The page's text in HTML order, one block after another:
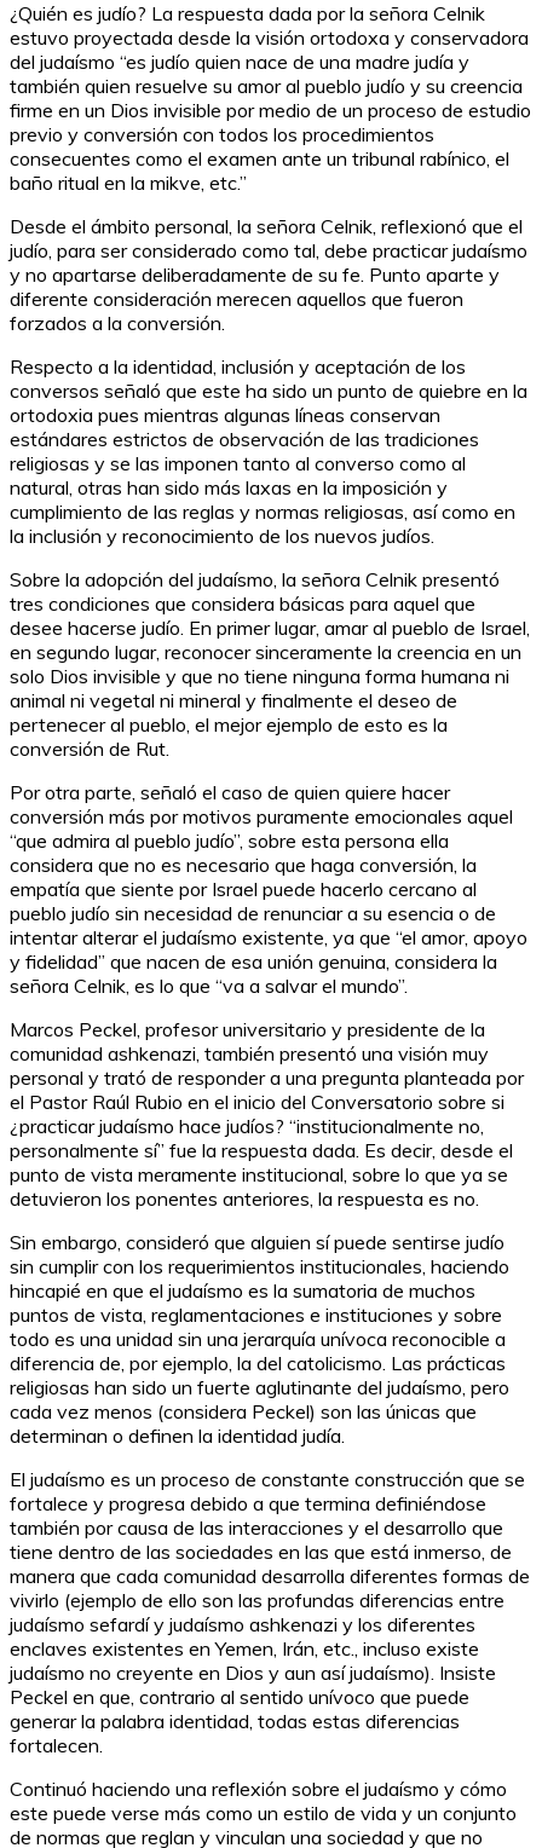
¿Quién es judío? La respuesta dada por la señora Celnik
estuvo proyectada desde la visión ortodoxa y conservadora
del judaísmo “es judío quien nace de una madre judía y
también quien resuelve su amor al pueblo judío y su creencia
firme en un Dios invisible por medio de un proceso de estudio
previo y conversión con todos los procedimientos
consecuentes como el examen ante un tribunal rabínico, el
baño ritual en la mikve, etc.”
Desde el ámbito personal, la señora Celnik, reflexionó que el
judío, para ser considerado como tal, debe practicar judaísmo
y no apartarse deliberadamente de su fe. Punto aparte y
diferente consideración merecen aquellos que fueron
forzados a la conversión.
Respecto a la identidad, inclusión y aceptación de los
conversos señaló que este ha sido un punto de quiebre en la
ortodoxia pues mientras algunas líneas conservan
estándares estrictos de observación de las tradiciones
religiosas y se las imponen tanto al converso como al
natural, otras han sido más laxas en la imposición y
cumplimiento de las reglas y normas religiosas, así como en
la inclusión y reconocimiento de los nuevos judíos.
Sobre la adopción del judaísmo, la señora Celnik presentó
tres condiciones que considera básicas para aquel que
desee hacerse judío. En primer lugar, amar al pueblo de Israel,
en segundo lugar, reconocer sinceramente la creencia en un
solo Dios invisible y que no tiene ninguna forma humana ni
animal ni vegetal ni mineral y finalmente el deseo de
pertenecer al pueblo, el mejor ejemplo de esto es la
conversión de Rut.
Por otra parte, señaló el caso de quien quiere hacer
conversión más por motivos puramente emocionales aquel
“que admira al pueblo judío”, sobre esta persona ella
considera que no es necesario que haga conversión, la
empatía que siente por Israel puede hacerlo cercano al
pueblo judío sin necesidad de renunciar a su esencia o de
intentar alterar el judaísmo existente, ya que “el amor, apoyo
y fidelidad” que nacen de esa unión genuina, considera la
señora Celnik, es lo que “va a salvar el mundo”.
Marcos Peckel, profesor universitario y presidente de la
comunidad ashkenazi, también presentó una visión muy
personal y trató de responder a una pregunta planteada por
el Pastor Raúl Rubio en el inicio del Conversatorio sobre si
¿practicar judaísmo hace judíos? “institucionalmente no,
personalmente sí” fue la respuesta dada. Es decir, desde el
punto de vista meramente institucional, sobre lo que ya se
detuvieron los ponentes anteriores, la respuesta es no.
Sin embargo, consideró que alguien sí puede sentirse judío
sin cumplir con los requerimientos institucionales, haciendo
hincapié en que el judaísmo es la sumatoria de muchos
puntos de vista, reglamentaciones e instituciones y sobre
todo es una unidad sin una jerarquía unívoca reconocible a
diferencia de, por ejemplo, la del catolicismo. Las prácticas
religiosas han sido un fuerte aglutinante del judaísmo, pero
cada vez menos (considera Peckel) son las únicas que
determinan o definen la identidad judía.
El judaísmo es un proceso de constante construcción que se
fortalece y progresa debido a que termina definiéndose
también por causa de las interacciones y el desarrollo que
tiene dentro de las sociedades en las que está inmerso, de
manera que cada comunidad desarrolla diferentes formas de
vivirlo (ejemplo de ello son las profundas diferencias entre
judaísmo sefardí y judaísmo ashkenazi y los diferentes
enclaves existentes en Yemen, Irán, etc., incluso existe
judaísmo no creyente en Dios y aun así judaísmo). Insiste
Peckel en que, contrario al sentido unívoco que puede
generar la palabra identidad, todas estas diferencias
fortalecen.
Continuó haciendo una reflexión sobre el judaísmo y cómo
este puede verse más como un estilo de vida y un conjunto
de normas que reglan y vinculan una sociedad y que no